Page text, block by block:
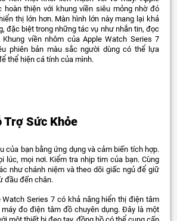
hoàn thiện với khung viền siêu mỏng nhờ đó
thị lớn hơn. Màn hình lớn này mang lại khả
đặc biệt trong những tác vụ như nhắn tin, đọc
viền nhôm của Apple Watch Series 7
phiên bản màu sắc người dùng có thể lựa
thể hiện cá tính của mình.
Trợ Sức Khỏe
của bạn bằng ứng dụng và cảm biến tích hợp.
lúc, mọi nơi. Kiểm tra nhịp tim của bạn. Cùng
như chánh niệm và theo dõi giấc ngủ để giữ
đầu đến chân.
Watch Series 7 có khả năng hiển thị điện tâm
đo điện tâm đồ chuyên dụng. Đây là một